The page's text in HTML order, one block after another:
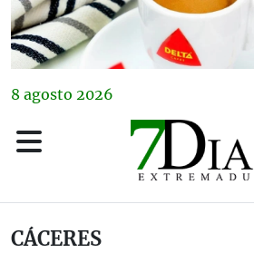
8 agosto 2026
CÁCERES